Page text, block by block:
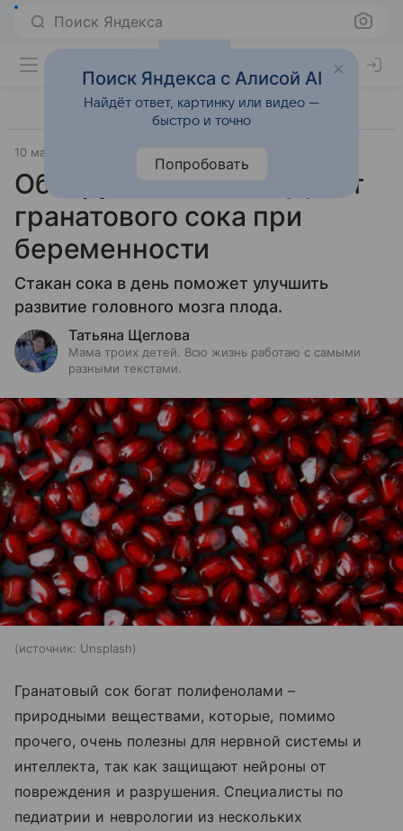
Поиск Яндекса
10 мая 2024
Обнаружен новый эффект
гранатового сока при
беременности
Стакан сока в день поможет улучшить
развитие головного мозга плода.
Татьяна Щеглова
Мама троих детей. Всю жизнь работаю с самыми
разными текстами.
источник: Unsplash
Гранатовый сок богат полифенолами –
природными веществами, которые, помимо
прочего, очень полезны для нервной системы и
интеллекта, так как защищают нейроны от
повреждения и разрушения. Специалисты по
педиатрии и неврологии из нескольких
Поиск Яндекса с Алисой AI
Найдёт ответ, картинку или видео —
быстро и точно
Попробовать